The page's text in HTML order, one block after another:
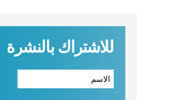
للاشتراك بالنشرة